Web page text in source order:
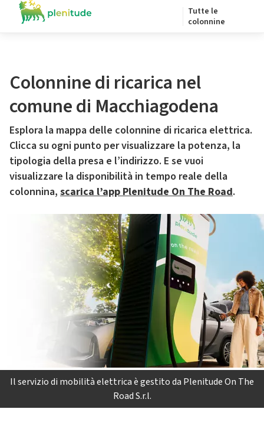
Tutte le
colonnine
Colonnine di ricarica nel
comune di Macchiagodena
Esplora la mappa delle colonnine di ricarica elettrica.
Clicca su ogni punto per visualizzare la potenza, la
tipologia della presa e l’indirizzo. E se vuoi
visualizzare la disponibilità in tempo reale della
colonnina, scarica l’app Plenitude On The Road.
Il servizio di mobilità elettrica è gestito da Plenitude On The
Road S.r.l.